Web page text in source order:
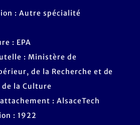
: Autre spécialité
: EPA
: Ministère de
de la Recherche et de
la Culture
: AlsaceTech
: 1922